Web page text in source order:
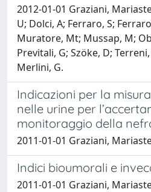
2012-01-01 Graziani,
U; Dolci, A; Ferraro, S;
Muratore, Mt; Mussap, M;
Previtali, G; Szöke, D;
Merlini, G.
Indicazioni per la
nelle urine per
monitoraggio della
2011-01-01 Graziani,
Indici bioumorali e
2011-01-01 Graziani,